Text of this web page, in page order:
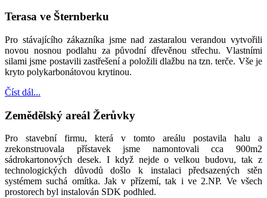
Terasa ve Šternberku
Pro stávajícího zákazníka jsme nad zastaralou verandou vytvořili
novou nosnou podlahu za původní dřevěnou střechu. Vlastními
silami jsme postavili zastřešení a položili dlažbu na tzn. terče. Vše je
kryto polykarbonátovou krytinou.
Číst dál...
Zemědělský areál Žerůvky
Pro stavební firmu, která v tomto areálu postavila halu a
zrekonstruovala přístavek jsme namontovali cca 900m2
sádrokartonových desek. I když nejde o velkou budovu, tak z
technologických důvodů došlo k instalaci předsazených stěn
systémem suchá omítka. Jak v přízemí, tak i ve 2.NP. Ve všech
prostorech byl instalován SDK podhled.